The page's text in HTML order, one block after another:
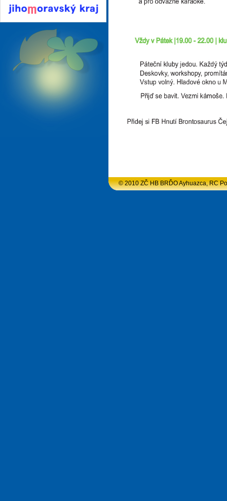
© 2010 ZČ HB BRĎO Ayhuazca, RC